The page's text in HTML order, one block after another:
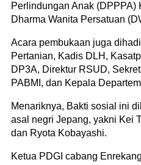
Perlindungan Anak (DPPPA)
Dharma Wanita Persatuan
Acara pembukaan juga
Pertanian, Kadis DLH,
DP3A, Direktur RSUD,
PABMI, dan Kepala
Menariknya, Bakti sosial ini
asal negri Jepang, yakni Kei
dan Ryota Kobayashi.
Ketua PDGI cabang